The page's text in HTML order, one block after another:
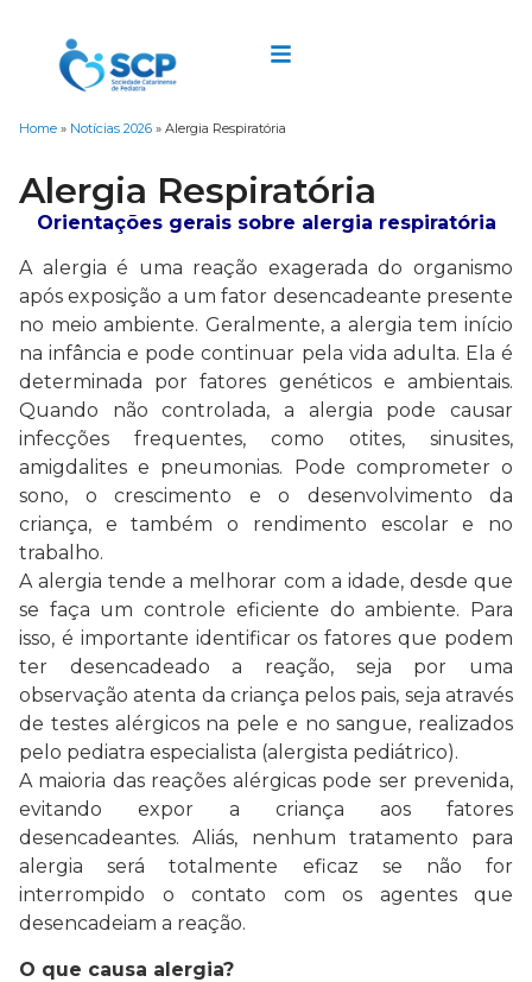
Home » Notícias 2026 » Alergia Respiratória
Alergia Respiratória
Orientações gerais sobre alergia respiratória
A alergia é uma reação exagerada do organismo
após exposição a um fator desencadeante presente
no meio ambiente. Geralmente, a alergia tem início
na infância e pode continuar pela vida adulta. Ela é
determinada por fatores genéticos e ambientais.
Quando não controlada, a alergia pode causar
infecções frequentes, como otites, sinusites,
amigdalites e pneumonias. Pode comprometer o
sono, o crescimento e o desenvolvimento da
criança, e também o rendimento escolar e no
trabalho.
A alergia tende a melhorar com a idade, desde que
se faça um controle eficiente do ambiente. Para
isso, é importante identificar os fatores que podem
ter desencadeado a reação, seja por uma
observação atenta da criança pelos pais, seja através
de testes alérgicos na pele e no sangue, realizados
pelo pediatra especialista (alergista pediátrico).
A maioria das reações alérgicas pode ser prevenida,
evitando expor a criança aos fatores
desencadeantes. Aliás, nenhum tratamento para
alergia será totalmente eficaz se não for
interrompido o contato com os agentes que
desencadeiam a reação.
O que causa alergia?